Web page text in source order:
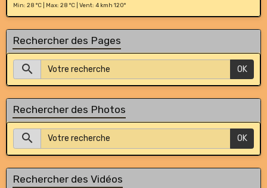
Min: 28 °C | Max: 28 °C | Vent: 4 kmh 120°
Rechercher des Pages
OK
Rechercher des Photos
OK
Rechercher des Vidéos